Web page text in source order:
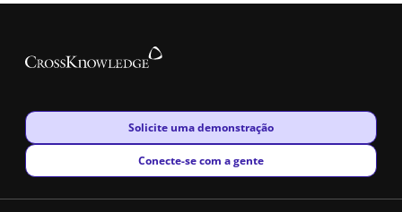
New window
Solicite uma demonstração
New window
Conecte-se com a gente